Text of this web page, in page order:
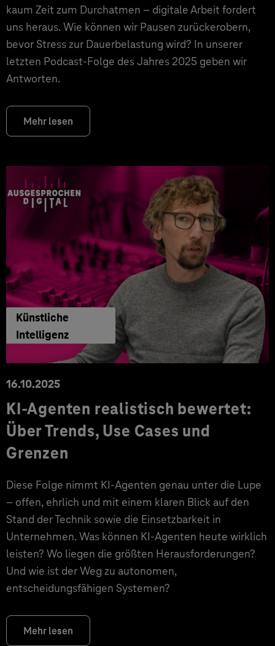
kaum Zeit zum Durchatmen – digitale Arbeit fordert
uns heraus. Wie können wir Pausen zurückerobern,
bevor Stress zur Dauerbelastung wird? In unserer
letzten Podcast-Folge des Jahres 2025 geben wir
Antworten.
Mehr lesen
Künstliche
Intelligenz
16.10.2025
KI-Agenten realistisch bewertet:
Über Trends, Use Cases und
Grenzen
Diese Folge nimmt KI-Agenten genau unter die Lupe
– offen, ehrlich und mit einem klaren Blick auf den
Stand der Technik sowie die Einsetzbarkeit in
Unternehmen. Was können KI-Agenten heute wirklich
leisten? Wo liegen die größten Herausforderungen?
Und wie ist der Weg zu autonomen,
entscheidungsfähigen Systemen?
Mehr lesen